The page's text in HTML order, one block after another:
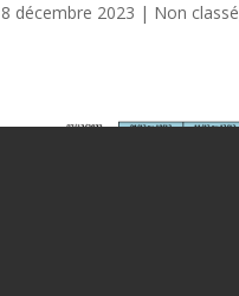
décembre 2023 | Non classé